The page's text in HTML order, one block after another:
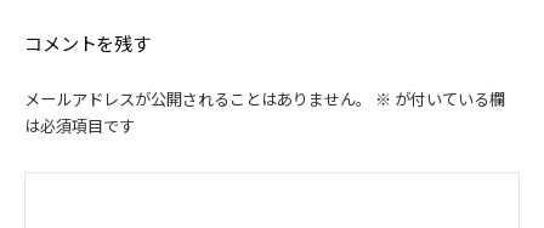
ン
コメントを残す
メールアドレスが公開されることはありません。 ※ が付いている欄
は必須項目です